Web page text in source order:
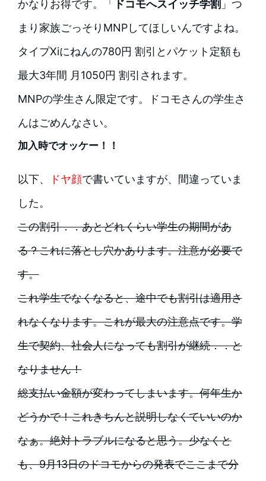
かなりお得です。「 ドコモへスイッチ学割 」つ
まり家族ごっそりMNPしてほしいんですよね。
タイプXiにねんの780円 割引とパケット定額も
最大3年間 月1050円 割引されます。
MNPの学生さん限定です。ドコモさんの学生さ
んはごめんなさい。
加入時でオッケー！！
以下、 ドヤ顔で書いていますが、間違っていま
した。
この割引．．あとどれくらい学生の期間があ
る？これに落とし穴かあります。注意が必要で
す。
これ学生でなくなると、途中でも割引は適用さ
れなくなります。これが最大の注意点です。学
生で契約、社会人になっても割引が継続．．と
なりません！
総支払い金額が変わってしまいます。何年生か
どうかで！これきちんと説明しなくていいのか
なぁ。絶対トラブルになると思う。少なくと
も、9月13日のドコモからの発表でここまで分